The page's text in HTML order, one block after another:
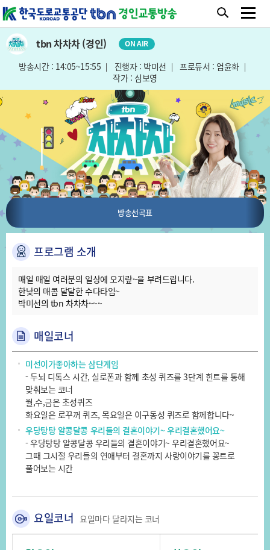
tbn 차차차 (경인) ON AIR
방송시간 : 14:05~15:55 진행자 : 박미선
프로듀서 : 엄윤화
작가 : 심보영
방송선곡표
프로그램 소개
매일 매일 여러분의 일상에 오지랖~을 부려드립니다.
한낮의 매콤 달달한 수다타임~
박미선의 tbn 차차차~~~
매일코너
미선이가좋아하는 삼단게임
- 두뇌 디톡스 시간, 실로폰과 함께 초성 퀴즈를 3단계 힌트를 통해
맞춰보는 코너
월,수,금은 초성퀴즈
화요일은 로꾸꺼 퀴즈, 목요일은 이구동성 퀴즈로 함께합니다~
우당탕탕 알콩달콩 우리들의 결혼이야기~ 우리결혼했어요~
- 우당탕탕 알콩달콩 우리들의 결혼이야기~ 우리결혼했어요~
그때 그시절 우리들의 연애부터 결혼까지 사랑이야기를 꽁트로
풀어보는 시간
요일코너 요일마다 달라지는 코너